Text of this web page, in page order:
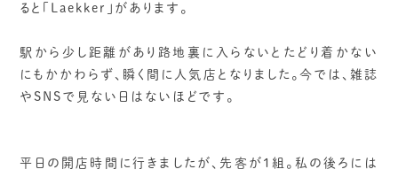
ると「Laekker」があります。
駅から少し距離があり路地裏に入らないとたどり着かない
にもかかわらず、瞬く間に人気店となりました。今では、雑誌
やSNSで見ない日はないほどです。
平日の開店時間に行きましたが、先客が1組。私の後ろには